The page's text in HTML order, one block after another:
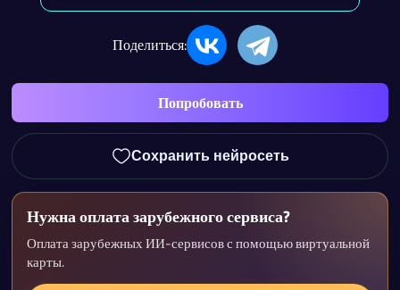
Поделиться:
Попробовать
Сохранить нейросеть
Нужна оплата зарубежного сервиса?
Оплата зарубежных ИИ-сервисов с помощью виртуальной
карты.